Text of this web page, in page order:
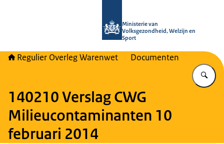
Ministerie van
Volksgezondheid, Welzijn en
Sport
Regulier Overleg Warenwet Documenten
140210 Verslag CWG
Milieucontaminanten 10
februari 2014